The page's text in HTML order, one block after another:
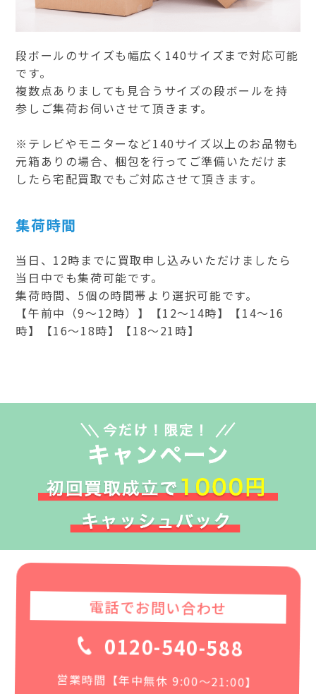
段ボールのサイズも幅広く140サイズまで対応可能
です。
複数点ありましても見合うサイズの段ボールを持
参しご集荷お伺いさせて頂きます。
※テレビやモニターなど140サイズ以上のお品物も
元箱ありの場合、梱包を行ってご準備いただけま
したら宅配買取でもご対応させて頂きます。
集荷時間
当日、12時までに買取申し込みいただけましたら
当日中でも集荷可能です。
集荷時間、5個の時間帯より選択可能です。
【午前中（9～12時）】【12～14時】【14～16
時】【16～18時】【18～21時】
電話でお問い合わせ
0120-540-588
営業時間【年中無休 9:00〜21:00】